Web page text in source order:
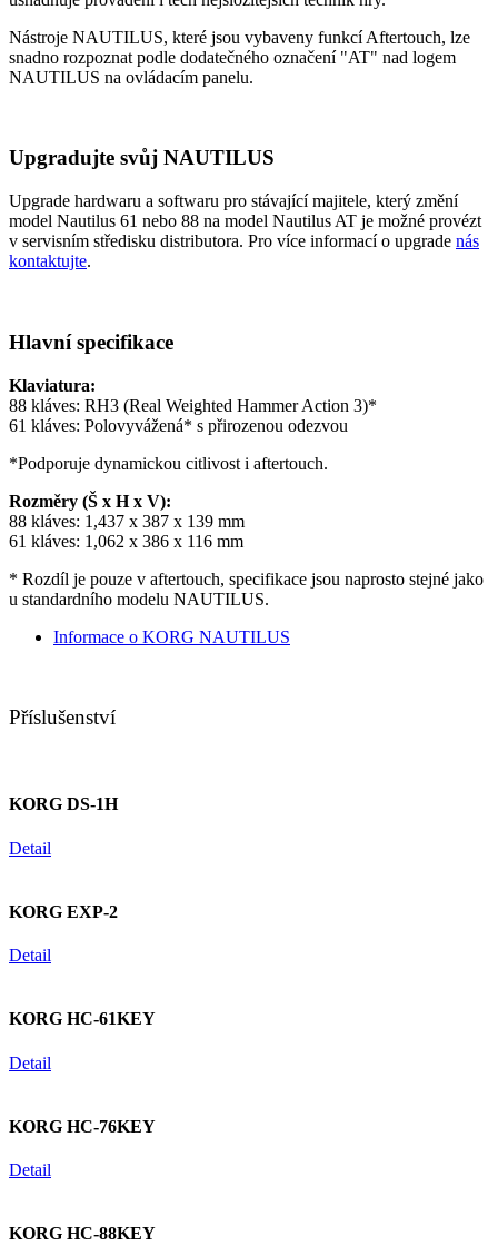
Nástroje NAUTILUS, které jsou vybaveny funkcí Aftertouch, lze
snadno rozpoznat podle dodatečného označení "AT" nad logem
NAUTILUS na ovládacím panelu.
Upgradujte svůj NAUTILUS
Upgrade hardwaru a softwaru pro stávající majitele, který změní
model Nautilus 61 nebo 88 na model Nautilus AT je možné provézt
v servisním středisku distributora. Pro více informací o upgrade nás
kontaktujte.
Hlavní specifikace
Klaviatura:
88 kláves: RH3 (Real Weighted Hammer Action 3)*
61 kláves: Polovyvážená* s přirozenou odezvou
*Podporuje dynamickou citlivost i aftertouch.
Rozměry (Š x H x V):
88 kláves: 1,437 x 387 x 139 mm
61 kláves: 1,062 x 386 x 116 mm
* Rozdíl je pouze v aftertouch, specifikace jsou naprosto stejné jako
u standardního modelu NAUTILUS.
Informace o KORG NAUTILUS
Příslušenství
KORG DS-1H
Detail
KORG EXP-2
Detail
KORG HC-61KEY
Detail
KORG HC-76KEY
Detail
KORG HC-88KEY